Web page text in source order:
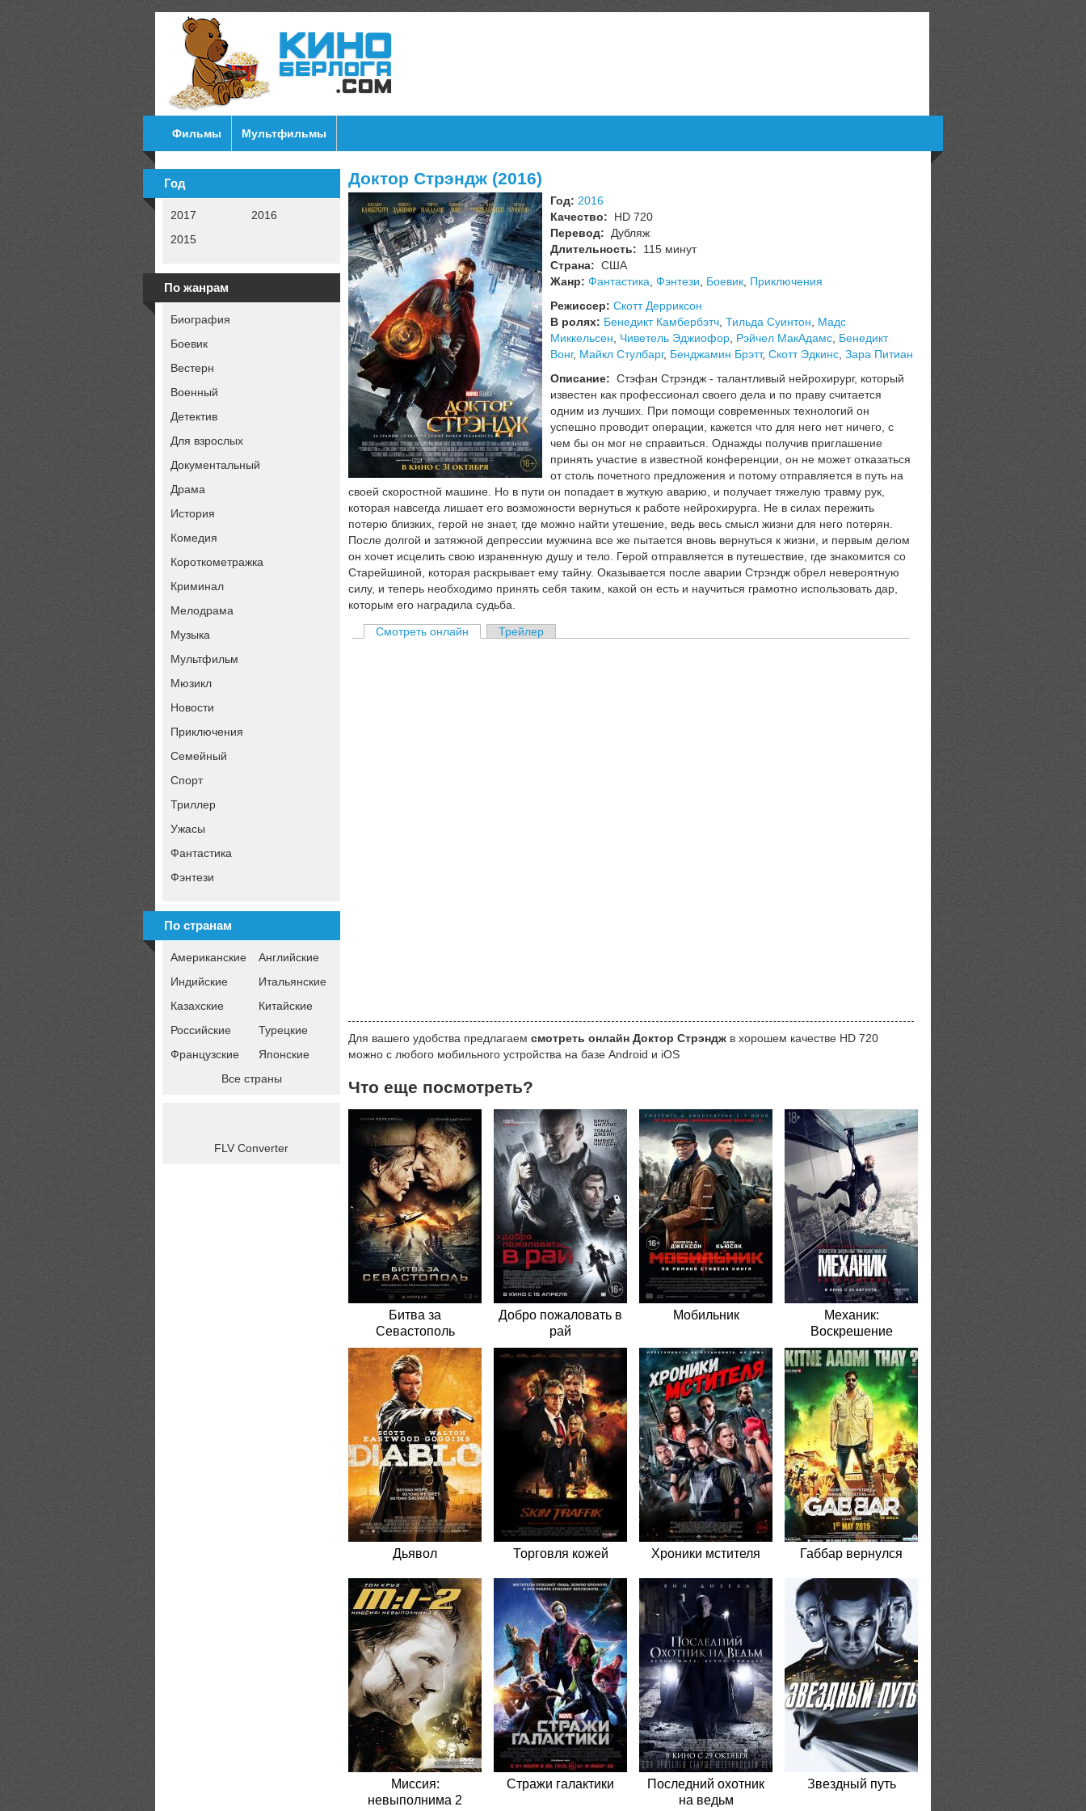
Фильмы Мультфильмы
Год
2017
2016
2015
По жанрам
Биография
Боевик
Вестерн
Военный
Детектив
Для взрослых
Документальный
Драма
История
Комедия
Короткометражка
Криминал
Мелодрама
Музыка
Мультфильм
Мюзикл
Новости
Приключения
Семейный
Спорт
Триллер
Ужасы
Фантастика
Фэнтези
По странам
Американские
Английские
Индийские
Итальянские
Казахские
Китайские
Российские
Турецкие
Французские
Японские
Все страны
FLV Converter
Доктор Стрэндж (2016)
Год: 2016
Качество:
HD 720
Перевод:
Дубляж
Длительность:
115 минут
Страна: США
Жанр: Фантастика Фэнтези Боевик Приключения
Режиссер: Скотт Дерриксон
В ролях: Бенедикт Камбербэтч Тильда Суинтон
Мадс
Миккельсен
Чиветель Эджиофор Рэйчел МакАдамс Бенедикт
Вонг, Майкл Стулбарг, Бенджамин Брэтт, Скотт Эдкинс Зара Питиан
Описание: Стэфан Стрэндж - талантливый нейрохирург, который
известен как профессионал своего дела и по праву считается
одним из лучших. При помощи современных технологий он
успешно проводит операции, кажется что для него нет ничего, с
чем бы он мог не справиться. Однажды получив приглашение
принять участие в известной конференции, он не может отказаться
от столь почетного предложения и потому отправляется в путь на
своей скоростной машине. Но в пути он попадает в жуткую аварию, и получает тяжелую травму рук,
которая навсегда лишает его возможности вернуться к работе нейрохирурга. Не в силах пережить
потерю близких, герой не знает, где можно найти утешение, ведь весь смысл жизни для него потерян.
После долгой и затяжной депрессии мужчина все же пытается вновь вернуться к жизни, и первым делом
он хочет исцелить свою израненную душу и тело. Герой отправляется в путешествие, где знакомится со
Старейшиной, которая раскрывает ему тайну. Оказывается после аварии Стрэндж обрел невероятную
силу, и теперь необходимо принять себя таким, какой он есть и научиться грамотно использовать дар,
которым его наградила судьба.
Смотреть онлайн Трейлер
Для вашего удобства предлагаем смотреть онлайн Доктор Стрэндж в хорошем качестве HD 720
можно с любого мобильного устройства на базе Android и iOS
Что еще посмотреть?
Битва за
Севастополь
Добро пожаловать в
рай
Мобильник
Механик:
Воскрешение
Дьявол Торговля кожей Хроники мстителя Габбар вернулся
Миссия:
невыполнима 2
Стражи галактики
Последний охотник
на ведьм
Звездный путь